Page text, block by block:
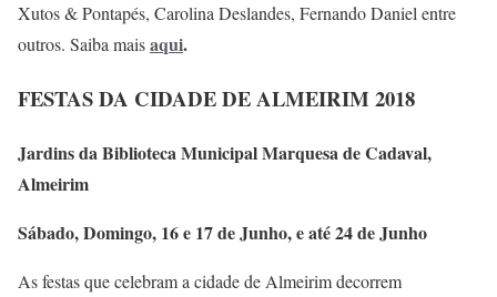
Xutos & Pontapés, Carolina Deslandes, Fernando Daniel entre
outros. Saiba maisaqui.
FESTAS DA CIDADE DE ALMEIRIM 2018
Jardins da Biblioteca Municipal Marquesa de Cadaval,
Almeirim
Sábado, Domingo, 16 e 17 de Junho, e até 24 de Junho
As festas que celebram a cidade de Almeirim decorrem